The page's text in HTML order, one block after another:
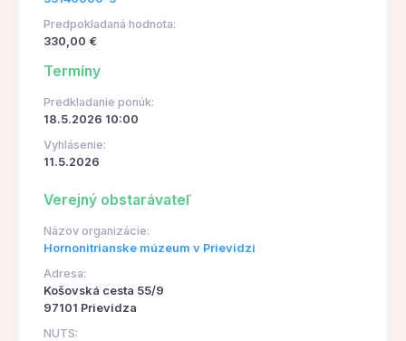
Predpokladaná hodnota:
330,00 €
Termíny
Predkladanie ponúk:
18.5.2026 10:00
Vyhlásenie:
11.5.2026
Verejný obstarávateľ
Názov organizácie:
Hornonitrianske múzeum v Prievidzi
Adresa:
Košovská cesta 55/9
97101 Prievidza
NUTS: